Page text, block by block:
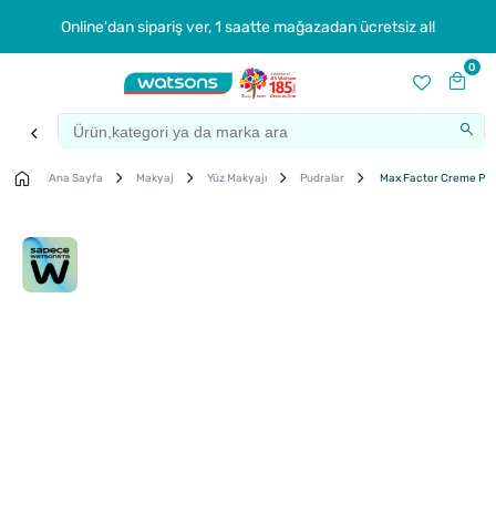
Online'dan sipariş ver, 1 saatte mağazadan ücretsiz al!
0
Ana Sayfa Makyaj Yüz Makyajı Pudralar Max Factor Creme